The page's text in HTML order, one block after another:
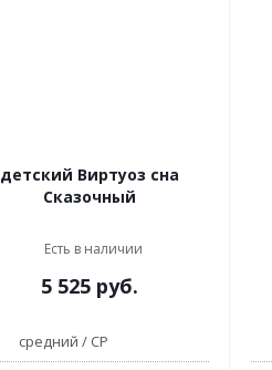
детский Виртуоз сна
Сказочный
Есть в наличии
5 525руб.
средний / СР